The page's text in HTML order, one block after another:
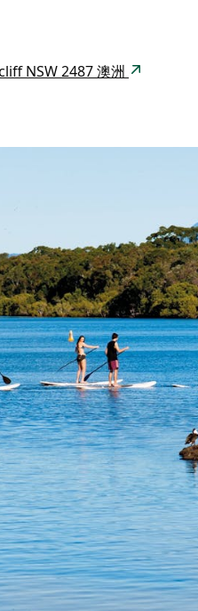
NSW 2487 澳洲